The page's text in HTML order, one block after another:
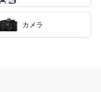
カメラ